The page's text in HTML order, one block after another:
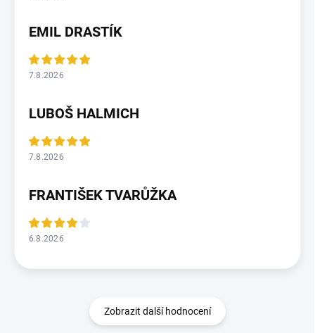
EMIL DRASTÍK
7.8.2026
LUBOŠ HALMICH
7.8.2026
FRANTIŠEK TVARŮŽKA
6.8.2026
Zobrazit další hodnocení